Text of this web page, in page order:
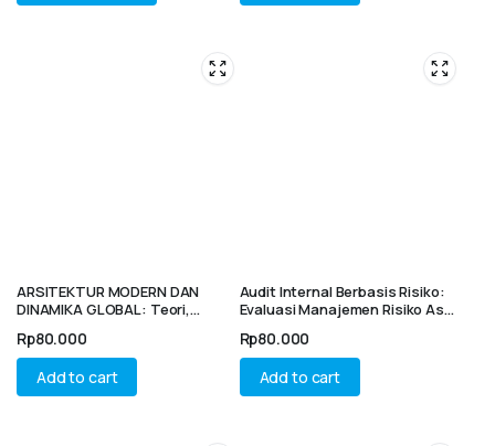
ARSITEKTUR MODERN DAN
DINAMIKA GLOBAL: Teori,
Rp80.000
Add to cart
Audit Internal Berbasis Risiko:
Evaluasi Manajemen Risiko Aset
Rp80.000
Add to cart